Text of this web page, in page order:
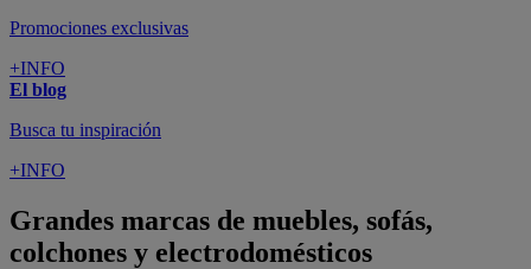
Promociones exclusivas
+INFO
El blog
Busca tu inspiración
+INFO
Grandes marcas de muebles, sofás,
colchones y electrodomésticos